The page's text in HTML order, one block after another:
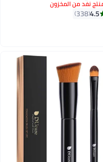
نفد من المخزون
4.5
338